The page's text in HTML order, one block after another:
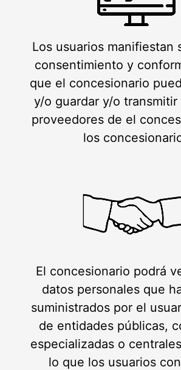
Los usuarios manifiestan
consentimiento y
que el concesionario
y/o guardar y/o
proveedores de el
los
El concesionario podrá
datos personales que
suministrados por el
de entidades públicas,
especializadas o
lo que los usuarios